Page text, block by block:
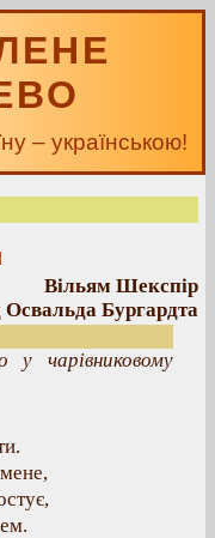
– українською!
Вільям Шекспір
Освальда Бургардта
у чарівниковому